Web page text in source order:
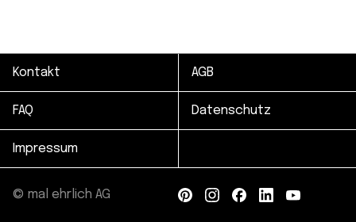
Kontakt AGB
FAQ Datenschutz
Impressum
© mal ehrlich AG